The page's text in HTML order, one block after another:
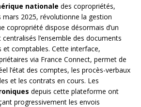
nationale des copropriétés,
2025, révolutionne la gestion
copropriété dispose désormais d’un
l’ensemble des documents
et comptables. Cette interface,
via France Connect, permet de
l’état des comptes, les procès-verbaux
et les contrats en cours. Les
depuis cette plateforme ont
progressivement les envois